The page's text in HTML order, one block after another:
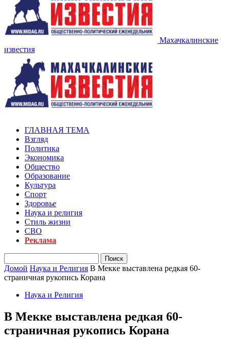
Махачкалинские
известия
ГЛАВНАЯ ТЕМА
Взгляд
Политика
Экономика
Общество
Образование
Культура
Спорт
Здоровье
Наука и религия
Стиль жизни
СВО
Реклама
Домой Наука и Религия В Мекке выставлена редкая 60-
страничная рукопись Корана
Наука и Религия
В Мекке выставлена редкая 60-
страничная рукопись Корана